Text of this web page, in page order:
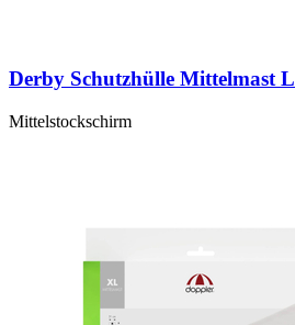
Derby Schutzhülle Mittelmast L
Mittelstockschirm